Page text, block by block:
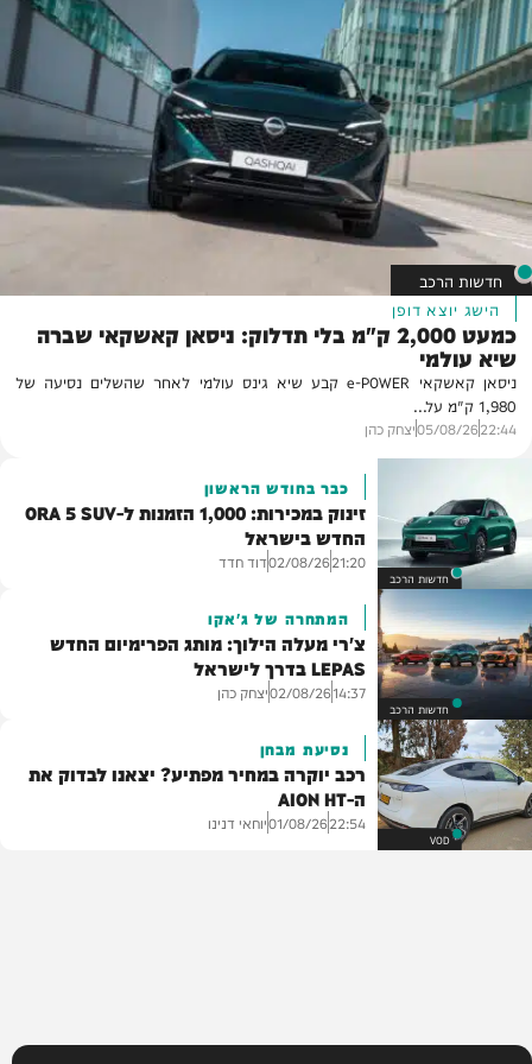
חדשות הרכב
כבר בחודש הראשון
זינוק במכירות: 1,000 הזמנות ל-ORA 5 SUV
החדש בישראל
21:20
02/08/26דוד חדד
חדשות הרכב
המתחרה של ג'אקו
צ'רי מעלה הילוך: מותג הפרימיום החדש
LEPAS בדרך לישראל
14:37
02/08/26יצחק כהן
VOD
נסיעת מבחן
רכב יוקרה במחיר מפתיע? יצאנו לבדוק את
ה-AION HT
22:54
01/08/26יוחאי דנינו
חדשות הרכב
הישג יוצא דופן
כמעט 2,000 ק"מ בלי תדלוק: ניסאן קאשקאי שברה
שיא עולמי
ניסאן קאשקאי e-POWER קבע שיא גינס עולמי לאחר שהשלים נסיעה של
1,980 ק"מ על...
22:44
05/08/26יצחק כהן